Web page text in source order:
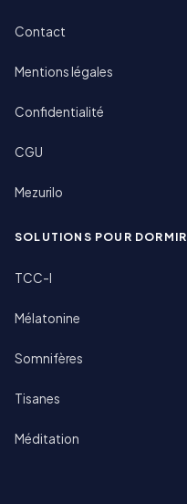
Contact
Mentions légales
Confidentialité
CGU
Mezurilo
SOLUTIONS POUR DORMIR
TCC-I
Mélatonine
Somnifères
Tisanes
Méditation